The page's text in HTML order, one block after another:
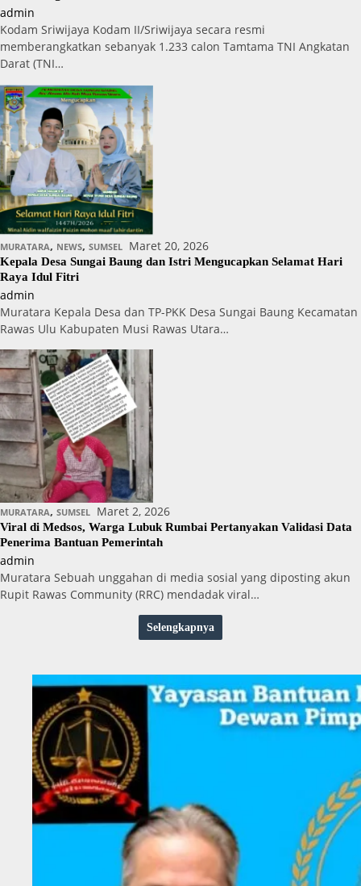
admin
Kodam Sriwijaya Kodam II/Sriwijaya secara resmi
memberangkatkan sebanyak 1.233 calon Tamtama TNI Angkatan
Darat (TNI…
MURATARA, NEWS, SUMSEL Maret 20, 2026
Kepala Desa Sungai Baung dan Istri Mengucapkan Selamat Hari
Raya Idul Fitri
admin
Muratara Kepala Desa dan TP-PKK Desa Sungai Baung Kecamatan
Rawas Ulu Kabupaten Musi Rawas Utara…
MURATARA, SUMSEL Maret 2, 2026
Viral di Medsos, Warga Lubuk Rumbai Pertanyakan Validasi Data
Penerima Bantuan Pemerintah
admin
Muratara Sebuah unggahan di media sosial yang diposting akun
Rupit Rawas Community (RRC) mendadak viral…
Selengkapnya